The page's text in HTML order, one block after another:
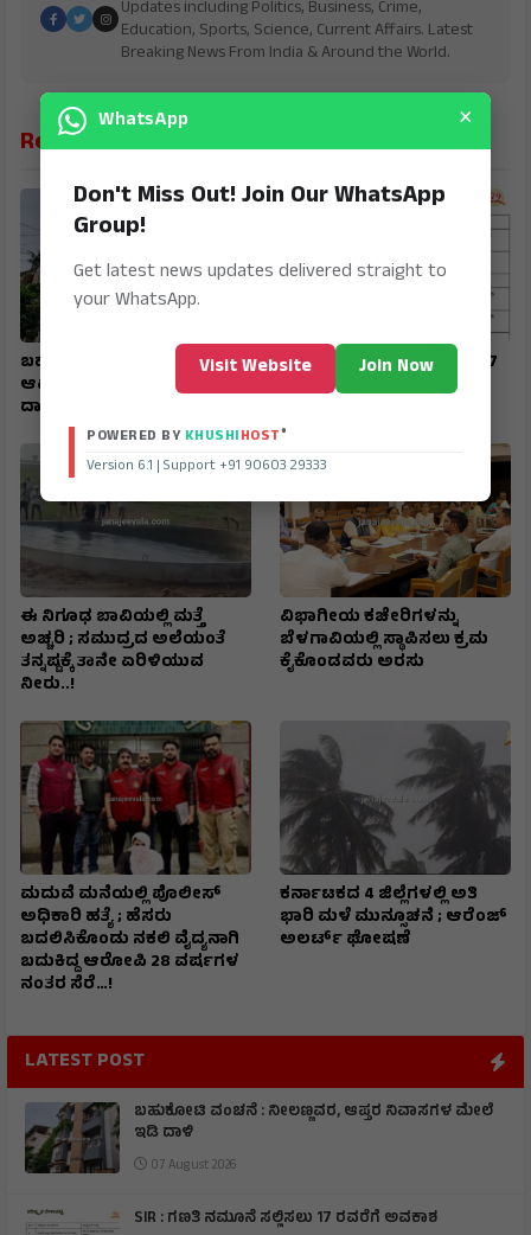
Updates including Politics, Business, Crime,
Education, Sports, Science, Current Affairs. Latest
Breaking News From India & Around the World.
Related News
ಬಹುಕೋಟಿ ವಂಚನೆ : ನೀಲಣ್ಣವರ,
ಆಪ್ತರ ನಿವಾಸಗಳ ಮೇಲೆ ಇಡಿ
ದಾಳಿ
SIR : ಗಣತಿ ನಮೂನೆ ಸಲ್ಲಿಸಲು 17
ರವರೆಗೆ ಅವಕಾಶ
ಈ ನಿಗೂಢ ಬಾವಿಯಲ್ಲಿ ಮತ್ತೆ
ಅಚ್ಚರಿ ; ಸಮುದ್ರದ ಅಲೆಯಂತೆ
ತನ್ನಷ್ಟಕ್ಕೆ ತಾನೇ ಏರಿಳಿಯುವ
ನೀರು..!
ವಿಭಾಗೀಯ ಕಚೇರಿಗಳನ್ನು
ಬೆಳಗಾವಿಯಲ್ಲಿ ಸ್ಥಾಪಿಸಲು ಕ್ರಮ
ಕೈಕೊಂಡವರು ಅರಸು
ಮದುವೆ ಮನೆಯಲ್ಲಿ ಪೊಲೀಸ್
ಅಧಿಕಾರಿ ಹತ್ಯೆ ; ಹೆಸರು
ಬದಲಿಸಿಕೊಂಡು ನಕಲಿ ವೈದ್ಯನಾಗಿ
ಬದುಕಿದ್ದ ಆರೋಪಿ 28 ವರ್ಷಗಳ
ನಂತರ ಸೆರೆ…!
ಕರ್ನಾಟಕದ 4 ಜಿಲ್ಲೆಗಳಲ್ಲಿ ಅತಿ
ಭಾರಿ ಮಳೆ ಮುನ್ಸೂಚನೆ ; ಆರೆಂಜ್‌
ಅಲರ್ಟ್‌ ಘೋಷಣೆ
LATEST POST
ಬಹುಕೋಟಿ ವಂಚನೆ : ನೀಲಣ್ಣವರ, ಆಪ್ತರ ನಿವಾಸಗಳ ಮೇಲೆ
ಇಡಿ ದಾಳಿ
07 August 2026
SIR : ಗಣತಿ ನಮೂನೆ ಸಲ್ಲಿಸಲು 17 ರವರೆಗೆ ಅವಕಾಶ
WhatsApp ×
Don't Miss Out! Join Our WhatsApp
Group!
Get latest news updates delivered straight to
your WhatsApp.
Visit Website Join Now
POWERED BY KHUSHIHOST®
Version 6.1 | Support +91 90603 29333